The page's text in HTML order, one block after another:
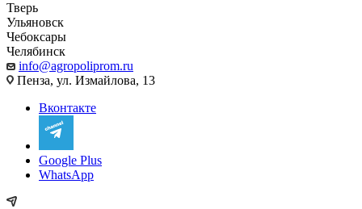
Тверь
Ульяновск
Чебоксары
Челябинск
info@agropoliprom.ru
Пенза, ул. Измайлова, 13
Вконтакте
Google Plus
WhatsApp